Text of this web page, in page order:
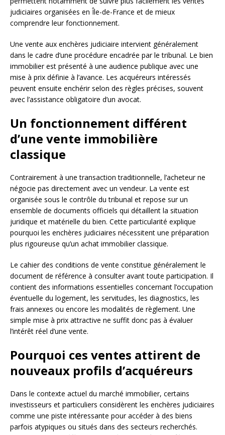
judiciaires organisées en Île-de-France et de mieux
comprendre leur fonctionnement.
Une vente aux enchères judiciaire intervient généralement
dans le cadre d’une procédure encadrée par le tribunal. Le bien
immobilier est présenté à une audience publique avec une
mise à prix définie à l’avance. Les acquéreurs intéressés
peuvent ensuite enchérir selon des règles précises, souvent
avec l’assistance obligatoire d’un avocat.
Un fonctionnement différent
d’une vente immobilière
classique
Contrairement à une transaction traditionnelle, l’acheteur ne
négocie pas directement avec un vendeur. La vente est
organisée sous le contrôle du tribunal et repose sur un
ensemble de documents officiels qui détaillent la situation
juridique et matérielle du bien. Cette particularité explique
pourquoi les enchères judiciaires nécessitent une préparation
plus rigoureuse qu’un achat immobilier classique.
Le cahier des conditions de vente constitue généralement le
document de référence à consulter avant toute participation. Il
contient des informations essentielles concernant l’occupation
éventuelle du logement, les servitudes, les diagnostics, les
frais annexes ou encore les modalités de règlement. Une
simple mise à prix attractive ne suffit donc pas à évaluer
l’intérêt réel d’une vente.
Pourquoi ces ventes attirent de
nouveaux profils d’acquéreurs
Dans le contexte actuel du marché immobilier, certains
investisseurs et particuliers considèrent les enchères judiciaires
comme une piste intéressante pour accéder à des biens
parfois atypiques ou situés dans des secteurs recherchés.